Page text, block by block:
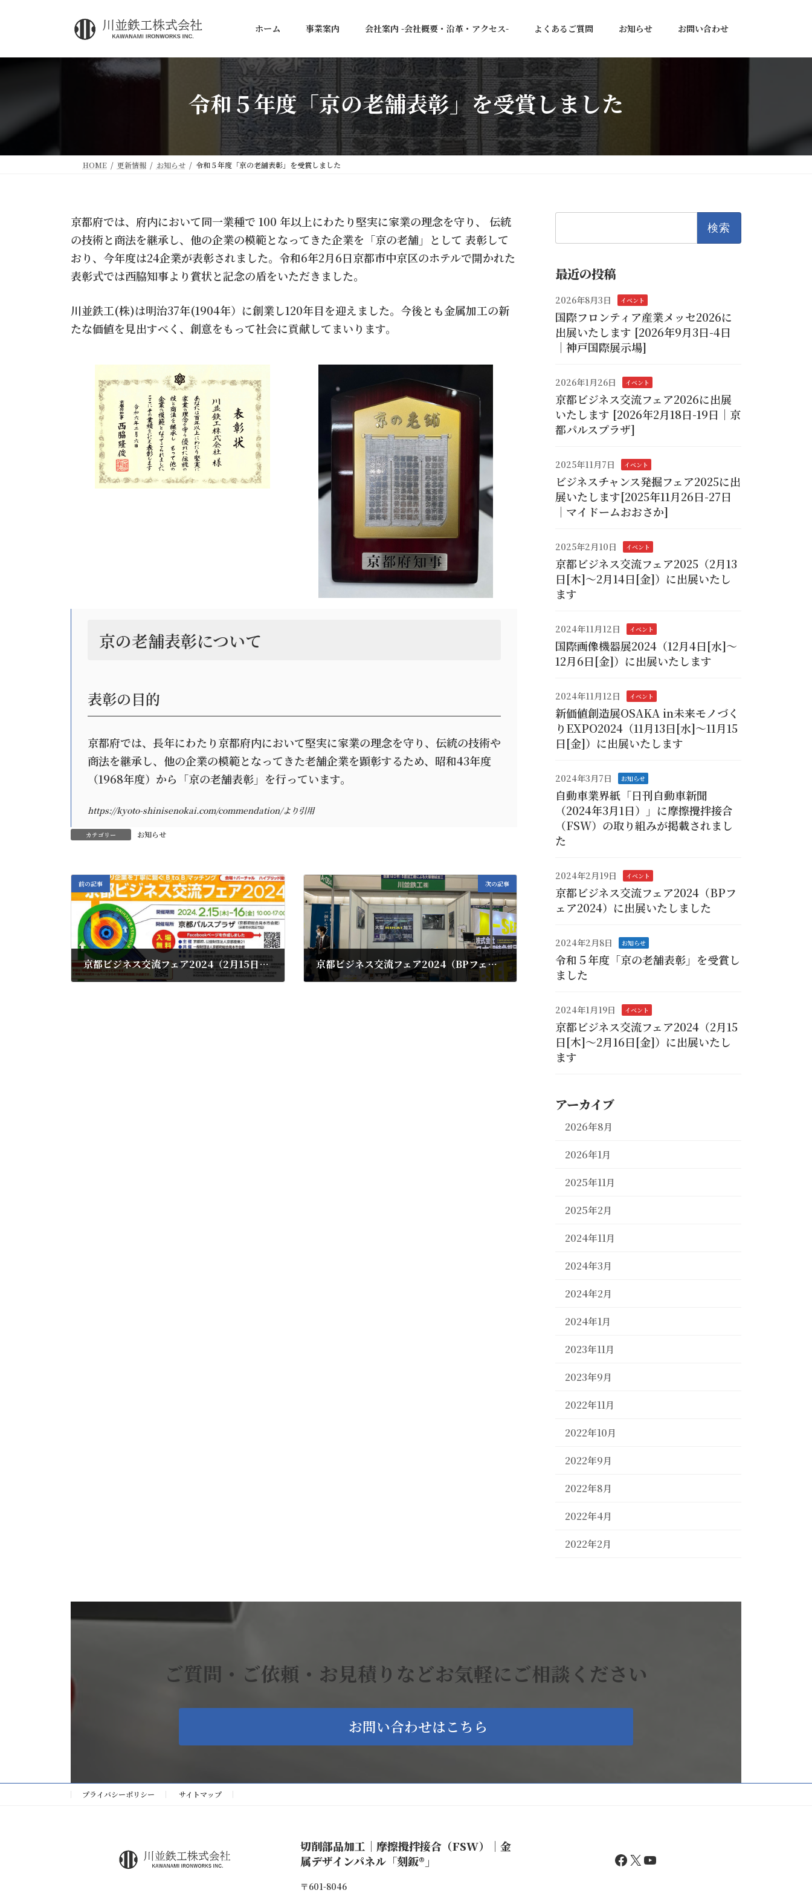
ン
ッ
ー
移
ホーム 事業案内 会社案内 -会社概要・沿革・アクセス- よくあるご質問 お知らせ お問い合わせ
令和５年度「京の老舗表彰」を受賞しました
HOME 更新情報 お知らせ 令和５年度「京の老舗表彰」を受賞しました
京都府では、府内において同一業種で 100 年以上にわたり堅実に家業の理念を守り、 伝統
の技術と商法を継承し、他の企業の模範となってきた企業を「京の老舗」として 表彰して
おり、今年度は24企業が表彰されました。令和6年2月6日京都市中京区のホテルで開かれた
表彰式では西脇知事より賞状と記念の盾をいただきました。
川並鉄工(株)は明治37年(1904年）に創業し120年目を迎えました。今後とも金属加工の新
たな価値を見出すべく、創意をもって社会に貢献してまいります。
京の老舗表彰について
表彰の目的
京都府では、長年にわたり京都府内において堅実に家業の理念を守り、伝統の技術や
商法を継承し、他の企業の模範となってきた老舗企業を顕彰するため、昭和43年度
（1968年度）から「京の老舗表彰」を行っています。
https://kyoto-shinisenokai.com/commendation/より引用
カテゴリー お知らせ
前の記事
京都ビジネス交流フェア2024（2月15日[木]～2月16日[金]）に出展いたします
次の記事
京都ビジネス交流フェア2024（BPフェア2024）に出展いたしました
最近の投稿
2026年8月3日 イベント
国際フロンティア産業メッセ2026に
出展いたします [2026年9月3日-4日
｜神戸国際展示場]
2026年1月26日 イベント
京都ビジネス交流フェア2026に出展
いたします [2026年2月18日-19日｜京
都パルスプラザ]
2025年11月7日 イベント
ビジネスチャンス発掘フェア2025に出
展いたします[2025年11月26日-27日
｜マイドームおおさか]
2025年2月10日 イベント
京都ビジネス交流フェア2025（2月13
日[木]～2月14日[金]）に出展いたし
ます
2024年11月12日 イベント
国際画像機器展2024（12月4日[水]～
12月6日[金]）に出展いたします
2024年11月12日 イベント
新価値創造展OSAKA in未来モノづく
りEXPO2024（11月13日[水]～11月15
日[金]）に出展いたします
2024年3月7日 お知らせ
自動車業界紙「日刊自動車新聞
（2024年3月1日）」に摩擦攪拌接合
（FSW）の取り組みが掲載されまし
た
2024年2月19日 イベント
京都ビジネス交流フェア2024（BPフ
ェア2024）に出展いたしました
2024年2月8日 お知らせ
令和５年度「京の老舗表彰」を受賞し
ました
2024年1月19日 イベント
京都ビジネス交流フェア2024（2月15
日[木]～2月16日[金]）に出展いたし
ます
アーカイブ
2026年8月
2026年1月
2025年11月
2025年2月
2024年11月
2024年3月
2024年2月
2024年1月
2023年11月
2023年9月
2022年11月
2022年10月
2022年9月
2022年8月
2022年4月
2022年2月
ご質問・ご依頼・お見積りなどお気軽にご相談ください
お問い合わせはこちら
プライバシーポリシー サイトマップ
切削部品加工｜摩擦攪拌接合（FSW）｜金
属デザインパネル「刻鈑®」
〒601-8046
Facebook
X YouTube